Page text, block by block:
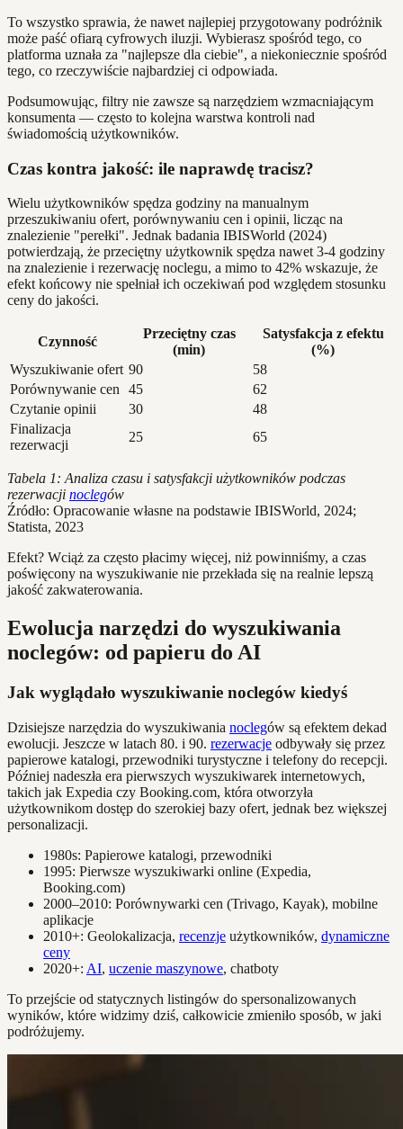
To wszystko sprawia, że nawet najlepiej przygotowany podróżnik
może paść ofiarą cyfrowych iluzji. Wybierasz spośród tego, co
platforma uznała za "najlepsze dla ciebie", a niekoniecznie spośród
tego, co rzeczywiście najbardziej ci odpowiada.
Podsumowując, filtry nie zawsze są narzędziem wzmacniającym
konsumenta — często to kolejna warstwa kontroli nad
świadomością użytkowników.
Czas kontra jakość: ile naprawdę tracisz?
Wielu użytkowników spędza godziny na manualnym
przeszukiwaniu ofert, porównywaniu cen i opinii, licząc na
znalezienie "perełki". Jednak badania IBISWorld (2024)
potwierdzają, że przeciętny użytkownik spędza nawet 3-4 godziny
na znalezienie i rezerwację noclegu, a mimo to 42% wskazuje, że
efekt końcowy nie spełniał ich oczekiwań pod względem stosunku
ceny do jakości.
Czynność
Przeciętny czas
(min)
Satysfakcja z efektu
(%)
Wyszukiwanie ofert 90
58
Porównywanie cen
45
62
Czytanie opinii
30
48
Finalizacja
rezerwacji
25 65
Tabela 1: Analiza czasu i satysfakcji użytkowników podczas
rezerwacji noclegów
Źródło: Opracowanie własne na podstawie IBISWorld, 2024;
Statista, 2023
Efekt? Wciąż za często płacimy więcej, niż powinniśmy, a czas
poświęcony na wyszukiwanie nie przekłada się na realnie lepszą
jakość zakwaterowania.
Ewolucja narzędzi do wyszukiwania
noclegów: od papieru do AI
Jak wyglądało wyszukiwanie noclegów kiedyś
Dzisiejsze narzędzia do wyszukiwania noclegów są efektem dekad
ewolucji. Jeszcze w latach 80. i 90. rezerwacje odbywały się przez
papierowe katalogi, przewodniki turystyczne i telefony do recepcji.
Później nadeszła era pierwszych wyszukiwarek internetowych,
takich jak Expedia czy Booking.com, która otworzyła
użytkownikom dostęp do szerokiej bazy ofert, jednak bez większej
personalizacji.
1980s: Papierowe katalogi, przewodniki
1995: Pierwsze wyszukiwarki online (Expedia,
Booking.com)
2000–2010: Porównywarki cen (Trivago, Kayak), mobilne
aplikacje
2010+: Geolokalizacja, recenzje użytkowników, dynamiczne
ceny
2020+: AI, uczenie maszynowe, chatboty
To przejście od statycznych listingów do spersonalizowanych
wyników, które widzimy dziś, całkowicie zmieniło sposób, w jaki
podróżujemy.